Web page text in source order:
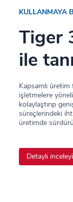
KULLANMAYA
Tiger
ile
Kapsamlı
işletmelere
kolaylaştırıp
süreçlerindeki
üretimde
Detaylı